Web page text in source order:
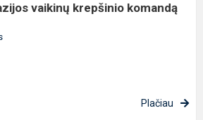
vaikinų krepšinio komandą
Plačiau